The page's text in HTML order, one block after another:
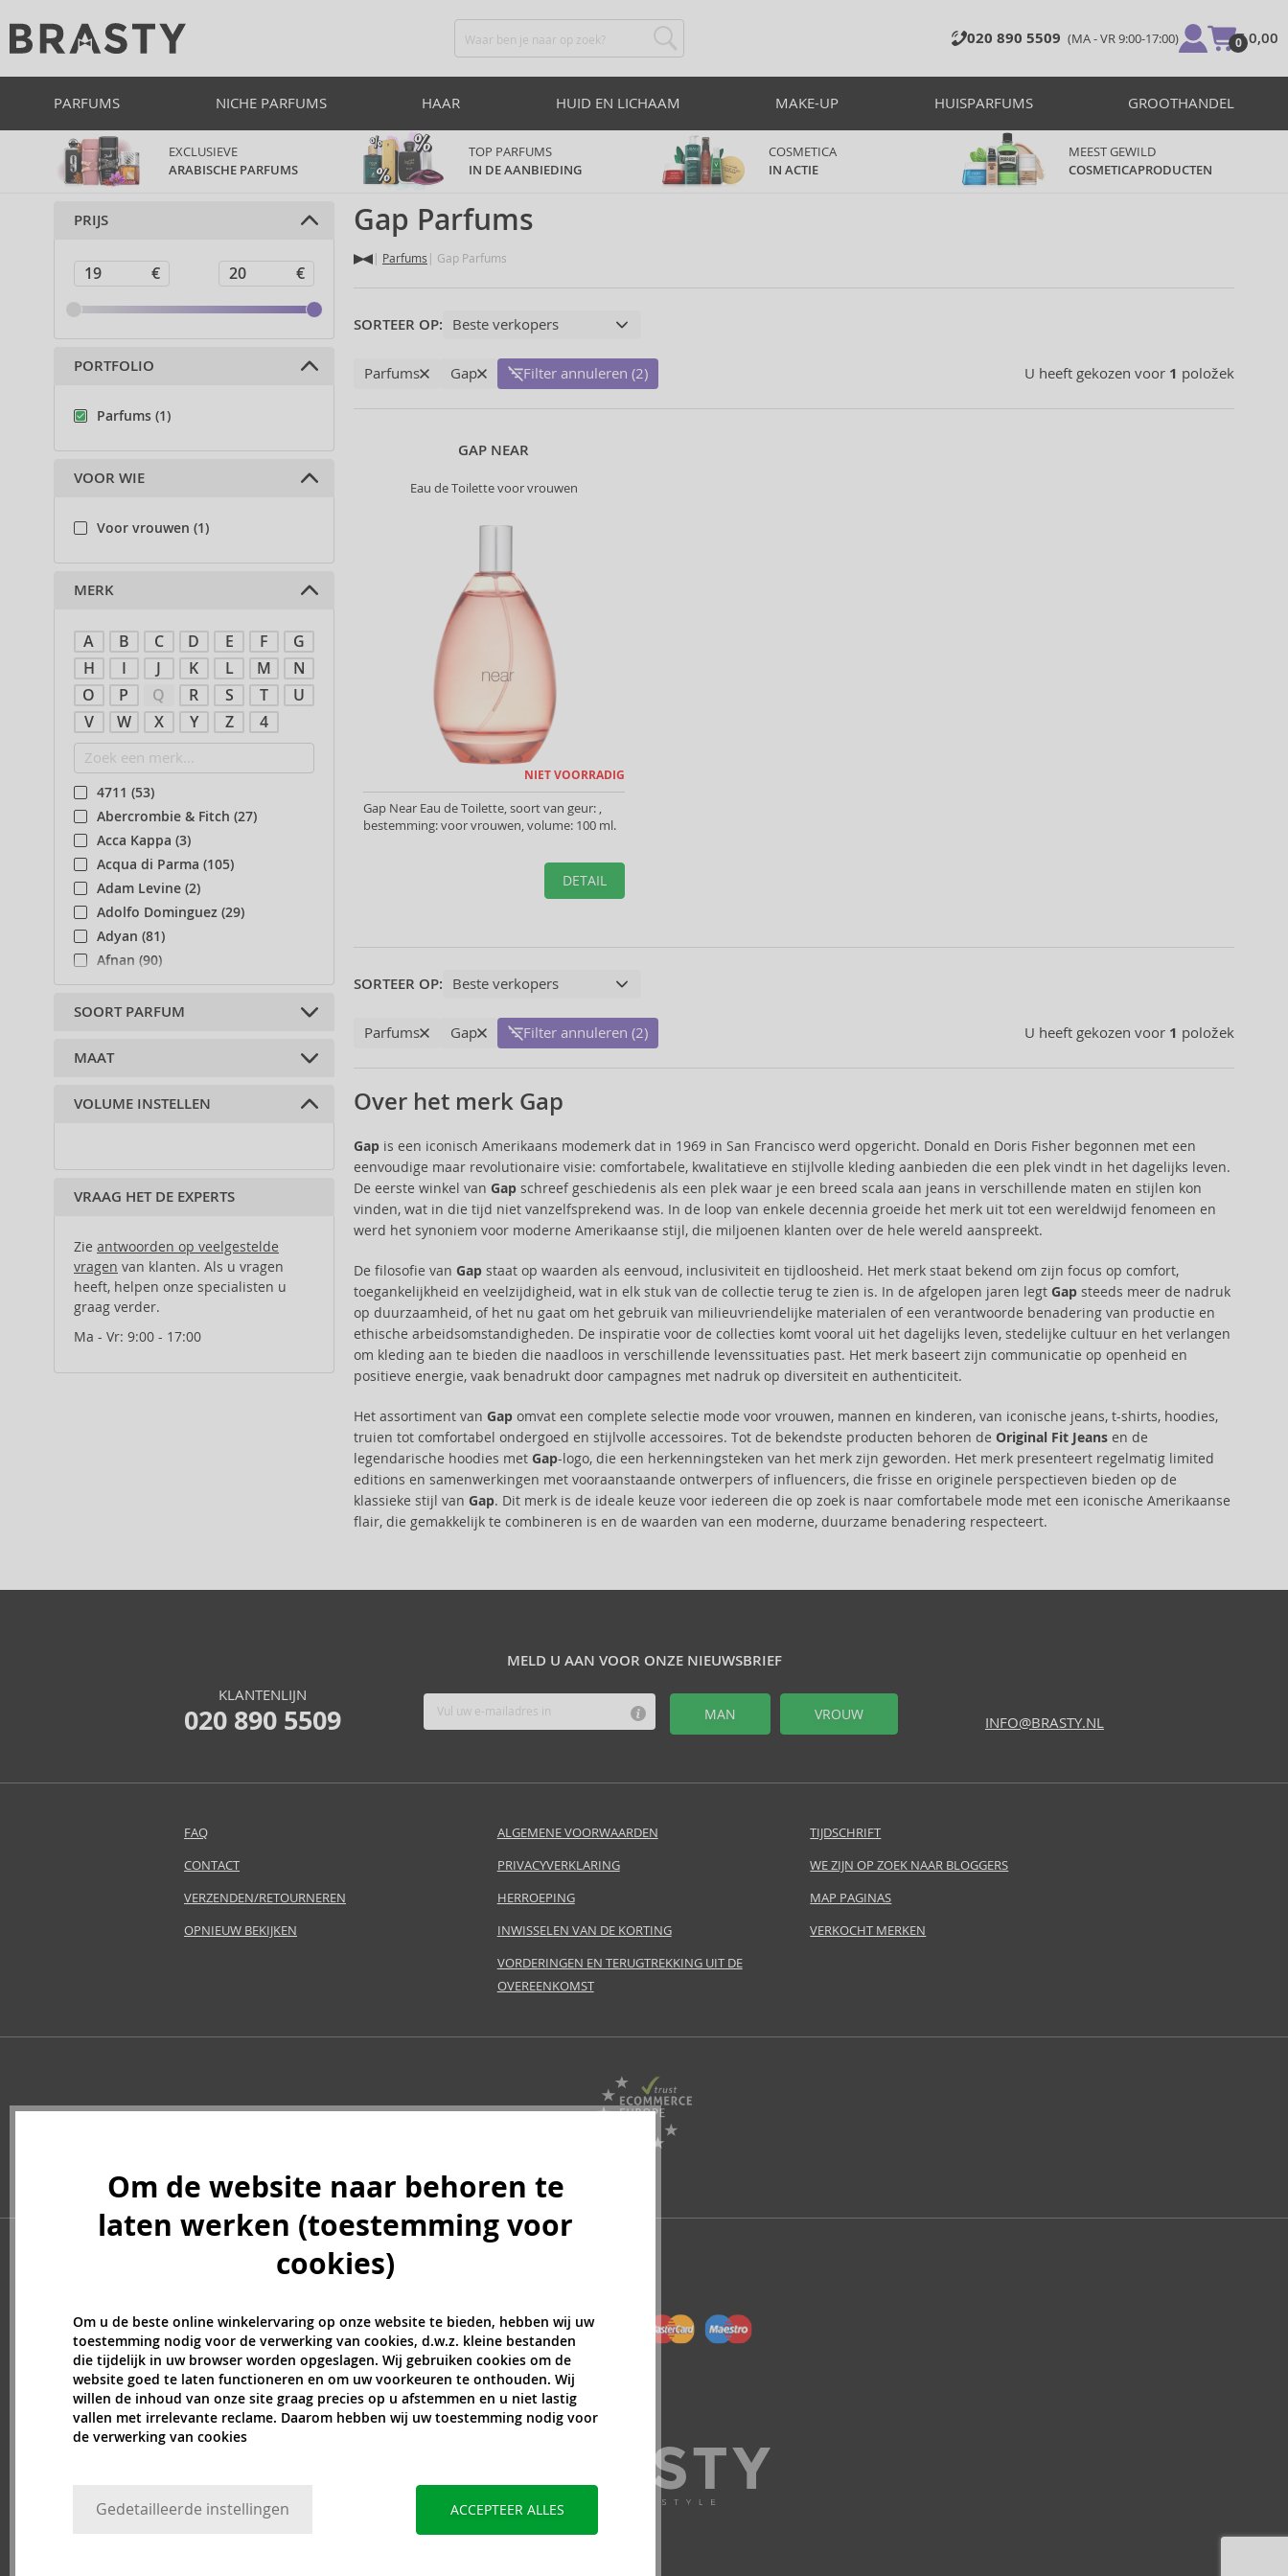
020 890 5509 (MA - VR 9:00-17:00) 0
€ 0,00
PARFUMS NICHE PARFUMS HAAR HUID EN LICHAAM MAKE-UP HUISPARFUMS GROOTHANDEL
EXCLUSIEVE
ARABISCHE PARFUMS
TOP PARFUMS
IN DE AANBIEDING
COSMETICA
IN ACTIE
MEEST GEWILD
COSMETICAPRODUCTEN
Gap Parfums
Parfums Gap Parfums
SORTEER OP:
U heeft gekozen voor 1 položek
Parfums Gap Filter annuleren (2)
GAP NEAR
Eau de Toilette voor vrouwen
NIET VOORRADIG
Gap Near Eau de Toilette, soort van geur: ,
bestemming: voor vrouwen, volume: 100 ml.
DETAIL
SORTEER OP:
U heeft gekozen voor 1 položek
Parfums Gap Filter annuleren (2)
Over het merk Gap
Gapis een iconisch Amerikaans modemerk dat in 1969 in San Francisco werd opgericht. Donald en Doris Fisher begonnen met een
eenvoudige maar revolutionaire visie: comfortabele, kwalitatieve en stijlvolle kleding aanbieden die een plek vindt in het dagelijks leven.
De eerste winkel van Gapschreef geschiedenis als een plek waar je een breed scala aan jeans in verschillende maten en stijlen kon
vinden, wat in die tijd niet vanzelfsprekend was. In de loop van enkele decennia groeide het merk uit tot een wereldwijd fenomeen en
werd het synoniem voor moderne Amerikaanse stijl, die miljoenen klanten over de hele wereld aanspreekt.
De filosofie van Gapstaat op waarden als eenvoud, inclusiviteit en tijdloosheid. Het merk staat bekend om zijn focus op comfort,
toegankelijkheid en veelzijdigheid, wat in elk stuk van de collectie terug te zien is. In de afgelopen jaren legt Gapsteeds meer de nadruk
op duurzaamheid, of het nu gaat om het gebruik van milieuvriendelijke materialen of een verantwoorde benadering van productie en
ethische arbeidsomstandigheden. De inspiratie voor de collecties komt vooral uit het dagelijks leven, stedelijke cultuur en het verlangen
om kleding aan te bieden die naadloos in verschillende levenssituaties past. Het merk baseert zijn communicatie op openheid en
positieve energie, vaak benadrukt door campagnes met nadruk op diversiteit en authenticiteit.
Het assortiment van Gapomvat een complete selectie mode voor vrouwen, mannen en kinderen, van iconische jeans, t-shirts, hoodies,
truien tot comfortabel ondergoed en stijlvolle accessoires. Tot de bekendste producten behoren de Original Fit Jeansen de
legendarische hoodies met Gap-logo, die een herkenningsteken van het merk zijn geworden. Het merk presenteert regelmatig limited
editions en samenwerkingen met vooraanstaande ontwerpers of influencers, die frisse en originele perspectieven bieden op de
klassieke stijl van Gap. Dit merk is de ideale keuze voor iedereen die op zoek is naar comfortabele mode met een iconische Amerikaanse
flair, die gemakkelijk te combineren is en de waarden van een moderne, duurzame benadering respecteert.
PRIJS
PORTFOLIO
Parfums (1)
VOOR WIE
Voor vrouwen (1)
MERK
A B C D E F
G
H
I J K L M
N
O
P Q R S T
U
V
W X Y Z 4
4711 (53)
Abercrombie & Fitch (27)
Acca Kappa (3)
Acqua di Parma (105)
Adam Levine (2)
Adolfo Dominguez (29)
Adyan (81)
Afnan (90)
Agent Provocateur (13)
Aigner (42)
Al Haramain (182)
Alberta Ferretti (1)
Alfred Sung (7)
Alyssa Ashley (50)
Amouroud (1)
Andy Warhol (2)
Anfar (61)
Anfas (1)
Angel Schlesser (35)
Atkinsons (32)
Banana Republic (47)
Betty Boop (3)
Bijan (3)
Blumarine (4)
Bond No. 9 (84)
Brut (1)
Bugatti (4)
Byblos (10)
Cadillac (3)
Caesars (1)
Calvin Klein (7)
Carner Barcelona (1)
SOORT PARFUM
Eau de Toilette (1)
MAAT
100 ml (1)
VOLUME INSTELLEN
VRAAG HET DE EXPERTS
Zie antwoorden op veelgestelde
vragen van klanten. Als u vragen
heeft, helpen onze specialisten u
graag verder.
Ma - Vr: 9:00 - 17:00
MELD U AAN VOOR ONZE NIEUWSBRIEF
MAN VROUW
KLANTENLIJN
020 890 5509 INFO@BRASTY.NL
FAQ
CONTACT
VERZENDEN/RETOURNEREN
OPNIEUW BEKIJKEN
ALGEMENE VOORWAARDEN
PRIVACYVERKLARING
HERROEPING
INWISSELEN VAN DE KORTING
VORDERINGEN EN TERUGTREKKING UIT DE
OVEREENKOMST
TIJDSCHRIFT
WE ZIJN OP ZOEK NAAR BLOGGERS
MAP PAGINAS
VERKOCHT MERKEN
Om de website naar behoren te
laten werken (toestemming voor
cookies)
Om u de beste online winkelervaring op onze website te bieden, hebben wij uw
toestemming nodig voor de verwerking van cookies, d.w.z. kleine bestanden
die tijdelijk in uw browser worden opgeslagen. Wij gebruiken cookies om de
website goed te laten functioneren en om uw voorkeuren te onthouden. Wij
willen de inhoud van onze site graag precies op u afstemmen en u niet lastig
vallen met irrelevante reclame. Daarom hebben wij uw toestemming nodig voor
de verwerking van cookies
Gedetailleerde instellingen ACCEPTEER ALLES